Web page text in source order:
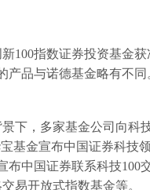
100指数证券投资基金
品与诺德基金略有不
下，多家基金公司向科
基金宣布中国证券科技
布中国证券联系科技100
易开放式指数基金等。